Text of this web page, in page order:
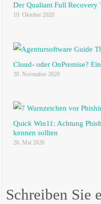
Der Qualiant Full Recovery
19. Oktober 2020
Cloud- oder OnPremise?
30. November 2020
Quick Win11: Achtung
kennen sollten
26. Mai 2026
Schreiben Sie